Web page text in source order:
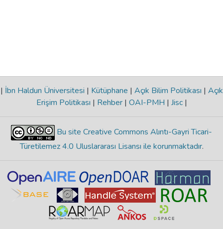
| İbn Haldun Üniversitesi | Kütüphane | Açık Bilim Politikası | Açık
Erişim Politikası | Rehber | OAI-PMH | Jisc |
Bu site Creative Commons Alıntı-Gayri Ticari-
Türetilemez 4.0 Uluslararası Lisansı ile korunmaktadır.